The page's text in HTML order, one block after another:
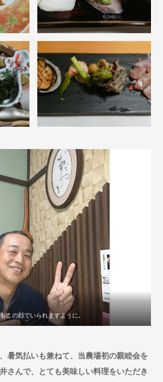
この顔でいられますように。
暑気払いも兼ねて、当農場初の親睦会を
さんで、とても美味しい料理をいただき